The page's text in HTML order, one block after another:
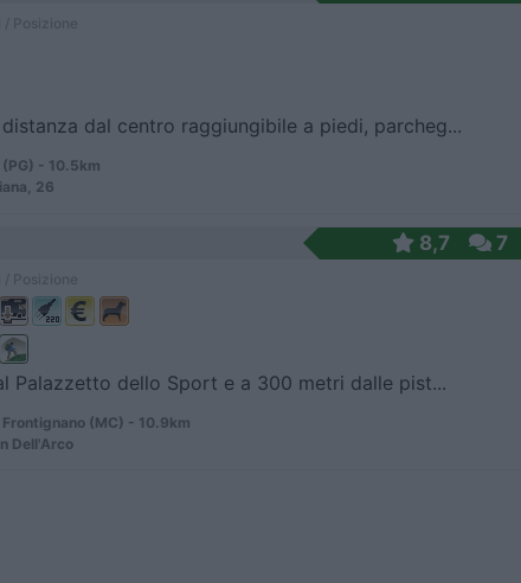
dal centro raggiungibile a piedi, parcheg...
- 10.5km
26
8,7 7
Palazzetto dello Sport e a 300 metri dalle pist...
(MC) - 10.9km
Dell'Arco